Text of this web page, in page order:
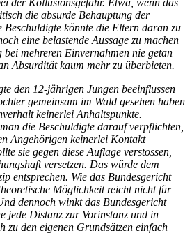
die absurde Behauptung der
Beschuldigte könnte die Eltern daran zu
eine belastende Aussage zu machen
bei mehreren Einvernahmen nie getan
Absurdität kaum mehr zu überbieten.
den 12-jährigen Jungen beeinflussen
gemeinsam im Wald gesehen haben
keinerlei Anhaltspunkte.
die Beschuldigte darauf verpflichten,
Angehörigen keinerlei Kontakt
sie gegen diese Auflage verstossen,
versetzen. Das würde dem
entsprechen. Wie das Bundesgericht
Möglichkeit reicht nicht für
dennoch winkt das Bundesgericht
jede Distanz zur Vorinstanz und in
zu den eigenen Grundsätzen einfach